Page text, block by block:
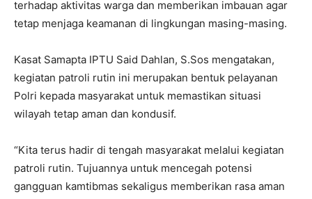
terhadap aktivitas warga dan memberikan imbauan agar
tetap menjaga keamanan di lingkungan masing-masing.
Kasat Samapta IPTU Said Dahlan, S.Sos mengatakan,
kegiatan patroli rutin ini merupakan bentuk pelayanan
Polri kepada masyarakat untuk memastikan situasi
wilayah tetap aman dan kondusif.
“Kita terus hadir di tengah masyarakat melalui kegiatan
patroli rutin. Tujuannya untuk mencegah potensi
gangguan kamtibmas sekaligus memberikan rasa aman